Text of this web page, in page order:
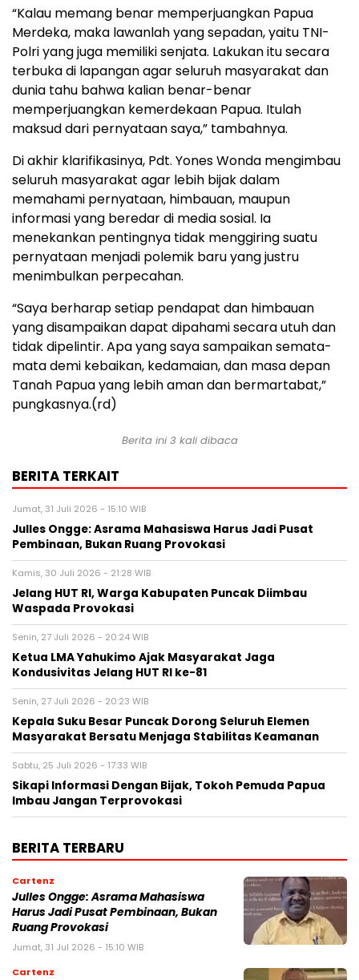
“Kalau memang benar memperjuangkan Papua
Merdeka, maka lawanlah yang sepadan, yaitu TNI-
Polri yang juga memiliki senjata. Lakukan itu secara
terbuka di lapangan agar seluruh masyarakat dan
dunia tahu bahwa kalian benar-benar
memperjuangkan kemerdekaan Papua. Itulah
maksud dari pernyataan saya,” tambahnya.
Di akhir klarifikasinya, Pdt. Yones Wonda mengimbau
seluruh masyarakat agar lebih bijak dalam
memahami pernyataan, himbauan, maupun
informasi yang beredar di media sosial. Ia
menekankan pentingnya tidak menggiring suatu
pernyataan menjadi polemik baru yang justru
menimbulkan perpecahan.
“Saya berharap setiap pendapat dan himbauan
yang disampaikan dapat dipahami secara utuh dan
tidak dipelintir. Apa yang saya sampaikan semata-
mata demi kebaikan, kedamaian, dan masa depan
Tanah Papua yang lebih aman dan bermartabat,”
pungkasnya.(rd)
Berita ini 3 kali dibaca
BERITA TERKAIT
Jumat, 31 Juli 2026 - 15:10 WIB
Julles Ongge: Asrama Mahasiswa Harus Jadi Pusat
Pembinaan, Bukan Ruang Provokasi
Kamis, 30 Juli 2026 - 21:28 WIB
Jelang HUT RI, Warga Kabupaten Puncak Diimbau
Waspada Provokasi
Senin, 27 Juli 2026 - 20:24 WIB
Ketua LMA Yahukimo Ajak Masyarakat Jaga
Kondusivitas Jelang HUT RI ke-81
Senin, 27 Juli 2026 - 20:23 WIB
Kepala Suku Besar Puncak Dorong Seluruh Elemen
Masyarakat Bersatu Menjaga Stabilitas Keamanan
Sabtu, 25 Juli 2026 - 17:33 WIB
Sikapi Informasi Dengan Bijak, Tokoh Pemuda Papua
Imbau Jangan Terprovokasi
BERITA TERBARU
Cartenz
Julles Ongge: Asrama Mahasiswa
Harus Jadi Pusat Pembinaan, Bukan
Ruang Provokasi
Jumat, 31 Jul 2026 - 15:10 WIB
Cartenz